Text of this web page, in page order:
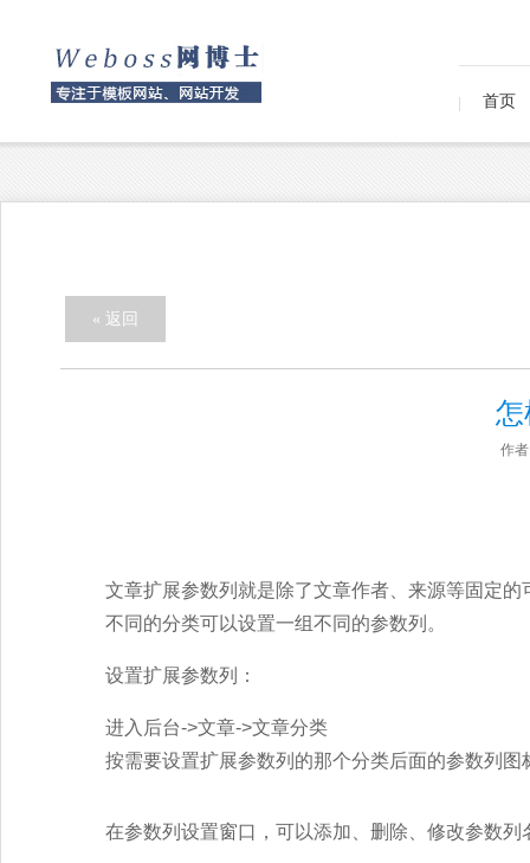
首页
« 返回
怎
作
文章扩展参数列就是除了文章作者、来源等固定
不同的分类可以设置一组不同的参数列。
设置扩展参数列：
进入后台->文章->文章分类
按需要设置扩展参数列的那个分类后面的参数列图
在参数列设置窗口，可以添加、删除、修改参数